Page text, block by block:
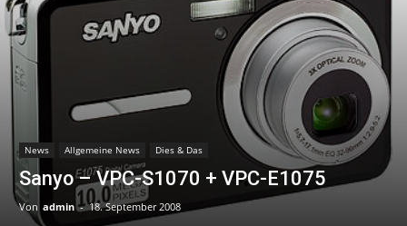
News Allgemeine News Dies & Das
Sanyo – VPC-S1070 + VPC-E1075
Von admin - 18. September 2008